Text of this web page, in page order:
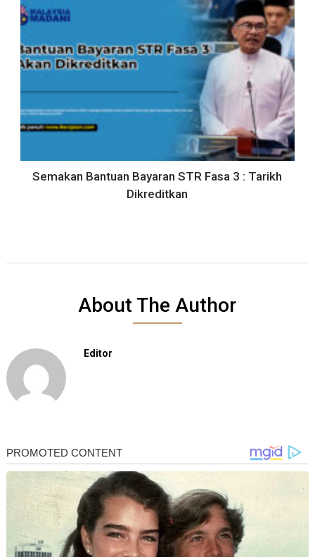
Semakan Bantuan Bayaran STR Fasa 3 : Tarikh
Dikreditkan
About The Author
Editor